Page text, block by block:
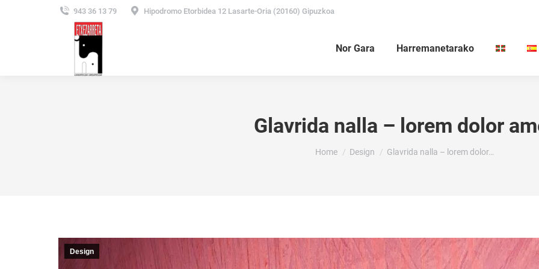
943 36 13 79 Hipodromo Etorbidea 12 Lasarte-Oria (20160) Gipuzkoa
Nor Gara Harremanetarako
Glavrida nalla – lorem dolor
You are here:
Home Design Glavrida nalla – lorem dolor…
Design